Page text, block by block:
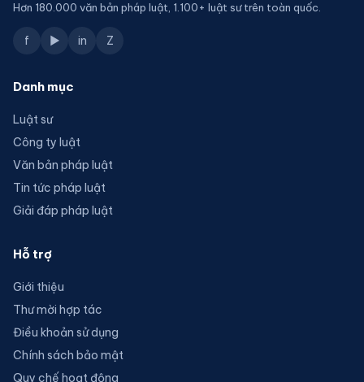
Hơn 180.000 văn bản pháp luật, 1.100+ luật sư trên toàn quốc.
f ▶ in Z
Danh mục
Luật sư
Công ty luật
Văn bản pháp luật
Tin tức pháp luật
Giải đáp pháp luật
Hỗ trợ
Giới thiệu
Thư mời hợp tác
Điều khoản sử dụng
Chính sách bảo mật
Quy chế hoạt động